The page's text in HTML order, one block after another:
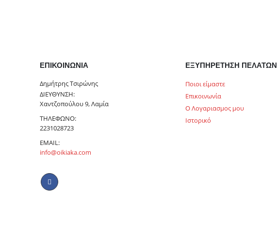
ΕΠΙΚΟΙΝΩΝΊΑ
Δημήτρης Τσιρώνης
ΔΙΕΎΘΥΝΣΗ:
Χαντζοπούλου 9, Λαμία
ΤΗΛΈΦΩΝΟ:
2231028723
EMAIL:
info@oikiaka.com
ΕΞΥΠΗΡΕΤΗΣΗ ΠΕΛΑΤΩΝ
Ποιοι είμαστε
Επικοινωνία
Ο Λογαριασμος μου
Ιστορικό